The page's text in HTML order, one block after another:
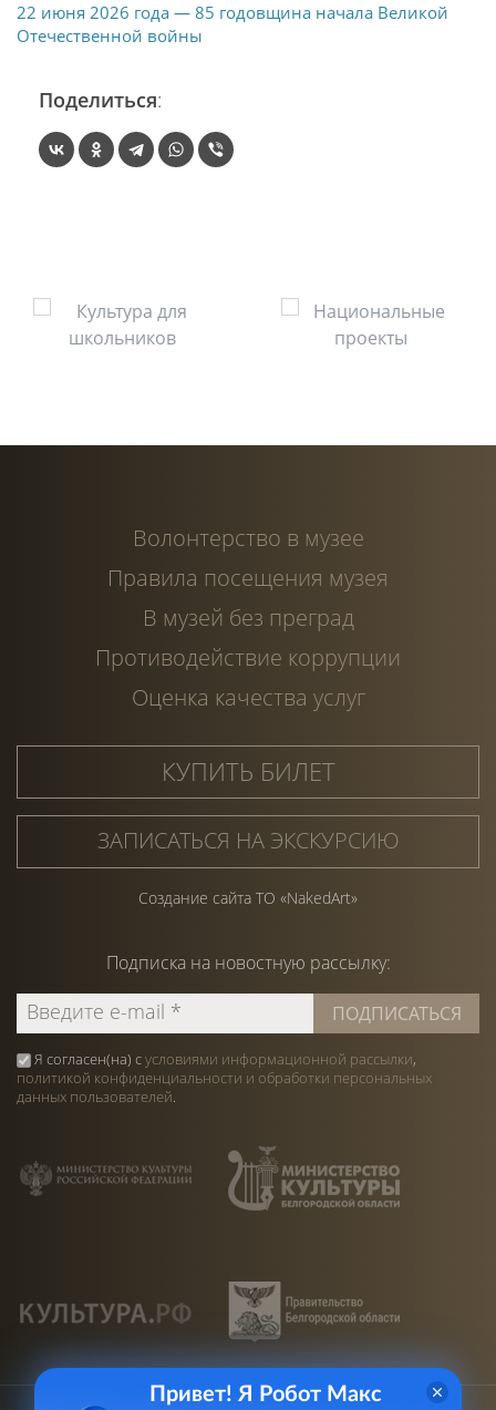
22 июня 2026 года — 85 годовщина начала Великой
Отечественной войны
Поделиться:
Волонтерство в музее
Правила посещения музея
В музей без преград
Противодействие коррупции
Оценка качества услуг
КУПИТЬ БИЛЕТ
ЗАПИСАТЬСЯ НА ЭКСКУРСИЮ
Создание сайта ТО «NakedArt»
Подписка на новостную рассылку:
Я согласен(на) сусловиями информационной рассылки,
политикой конфиденциальности и обработки персональных
данных пользователей.
Привет! Я Робот Макс